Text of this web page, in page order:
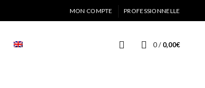
MON COMPTE PROFESSIONNELLE
0 / 0,00€